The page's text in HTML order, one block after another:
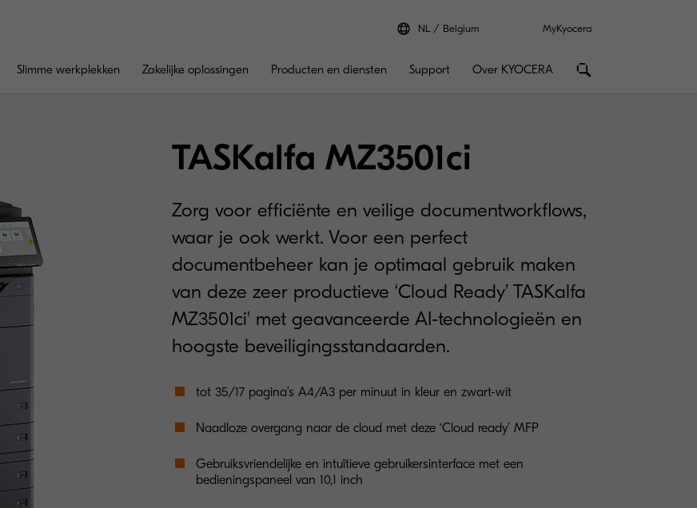
NL Belgium MyKyocera
Slimme werkplekken Zakelijke oplossingen Producten en diensten Support Over KYOCERA
TASKalfa MZ3501ci
Zorg voor efficiënte en veilige documentworkflows,
waar je ook werkt. Voor een perfect
documentbeheer kan je optimaal gebruik maken
van deze zeer productieve ‘Cloud Ready’ TASKalfa
MZ3501ci' met geavanceerde AI-technologieën en
hoogste beveiligingsstandaarden.
tot 35/17 pagina’s A4/A3 per minuut in kleur en zwart-wit
Naadloze overgang naar de cloud met deze ‘Cloud ready’ MFP
Gebruiksvriendelijke en intuïtieve gebruikersinterface met een
bedieningspaneel van 10,1 inch